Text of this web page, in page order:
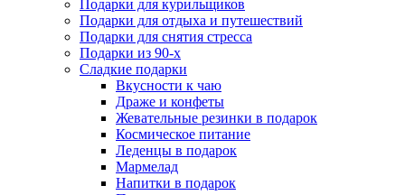
Подарки для курильщиков
Подарки для отдыха и путешествий
Подарки для снятия стресса
Подарки из 90-х
Сладкие подарки
Вкусности к чаю
Драже и конфеты
Жевательные резинки в подарок
Космическое питание
Леденцы в подарок
Мармелад
Напитки в подарок